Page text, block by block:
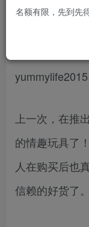
推荐给大家这
上一次，在推
的情趣玩具了
人在购买后也
信赖的好货了。
名额有限，先到先